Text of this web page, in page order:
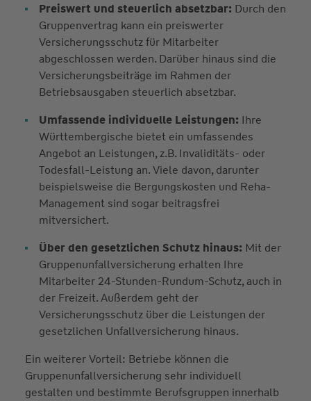
Preiswert und steuerlich absetzbar: Durch den
Gruppenvertrag kann ein preiswerter
Versicherungsschutz für Mitarbeiter
abgeschlossen werden. Darüber hinaus sind die
Versicherungsbeiträge im Rahmen der
Betriebsausgaben steuerlich absetzbar.
Umfassende individuelle Leistungen: Ihre
Württembergische bietet ein umfassendes
Angebot an Leistungen, z.B. Invaliditäts- oder
Todesfall-Leistung an. Viele davon, darunter
beispielsweise die Bergungskosten und Reha-
Management sind sogar beitragsfrei
mitversichert.
Über den gesetzlichen Schutz hinaus: Mit der
Gruppenunfallversicherung erhalten Ihre
Mitarbeiter 24-Stunden-Rundum-Schutz, auch in
der Freizeit. Außerdem geht der
Versicherungsschutz über die Leistungen der
gesetzlichen Unfallversicherung hinaus.
Ein weiterer Vorteil: Betriebe können die
Gruppenunfallversicherung sehr individuell
gestalten und bestimmte Berufsgruppen innerhalb